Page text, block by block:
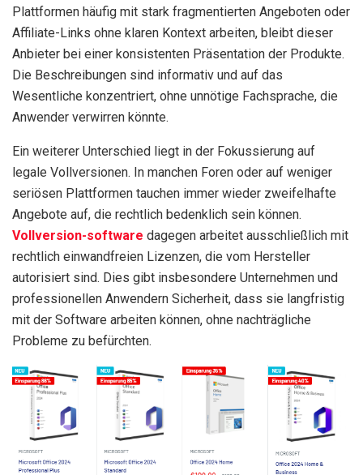
Plattformen häufig mit stark fragmentierten Angeboten oder
Affiliate-Links ohne klaren Kontext arbeiten, bleibt dieser
Anbieter bei einer konsistenten Präsentation der Produkte.
Die Beschreibungen sind informativ und auf das
Wesentliche konzentriert, ohne unnötige Fachsprache, die
Anwender verwirren könnte.
Ein weiterer Unterschied liegt in der Fokussierung auf
legale Vollversionen. In manchen Foren oder auf weniger
seriösen Plattformen tauchen immer wieder zweifelhafte
Angebote auf, die rechtlich bedenklich sein können.
Vollversion-software dagegen arbeitet ausschließlich mit
rechtlich einwandfreien Lizenzen, die vom Hersteller
autorisiert sind. Dies gibt insbesondere Unternehmen und
professionellen Anwendern Sicherheit, dass sie langfristig
mit der Software arbeiten können, ohne nachträgliche
Probleme zu befürchten.